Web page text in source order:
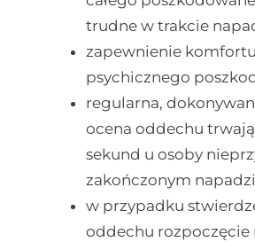
trudne w trakcie
zapewnienie
psychicznego
regularna,
ocena oddechu
sekund u osoby
zakończonym
w przypadku
oddechu rozpoczęcie